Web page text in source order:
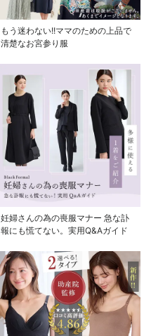
もう迷わない!!ママのための上品で
清楚なお宮参り服
妊婦さんの為の喪服マナー 急な訃
報にも慌てない。実用Q&Aガイド